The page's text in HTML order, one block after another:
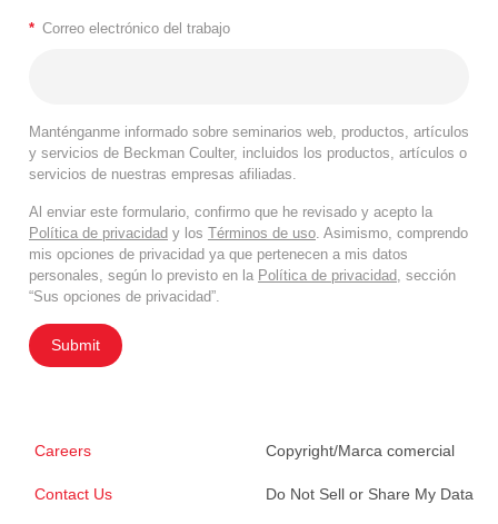
* Correo electrónico del trabajo
Manténganme informado sobre seminarios web, productos, artículos
y servicios de Beckman Coulter, incluidos los productos, artículos o
servicios de nuestras empresas afiliadas.
Al enviar este formulario, confirmo que he revisado y acepto la
Política de privacidad y los Términos de uso. Asimismo, comprendo
mis opciones de privacidad ya que pertenecen a mis datos
personales, según lo previsto en la Política de privacidad, sección
“Sus opciones de privacidad”.
Submit
Careers
Contact Us
Copyright/Marca comercial
Do Not Sell or Share My Data